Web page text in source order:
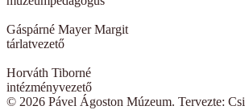
Gáspárné Mayer Margit
tárlatvezető
Horváth Tiborné
intézményvezető
© 2026 Pável Ágoston Múzeum. Tervezte: